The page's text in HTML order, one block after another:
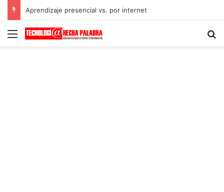
Aprendizaje presencial vs. por internet
Menú